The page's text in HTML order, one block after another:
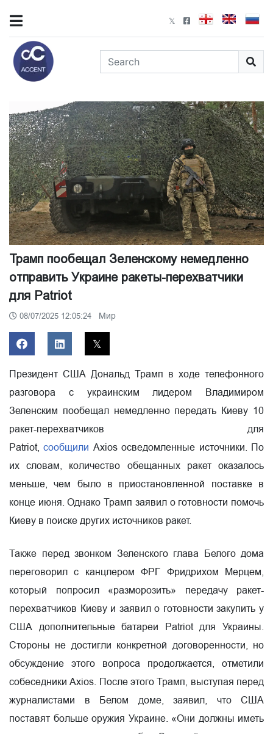
Трамп пообещал Зеленскому немедленно
отправить Украине ракеты-перехватчики
для Patriot
08/07/2025 12:05:24 Мир
Президент США Дональд Трамп в ходе телефонного
разговора с украинским лидером Владимиром
Зеленским пообещал немедленно передать Киеву 10
ракет-перехватчиков для
Patriot,сообщили Axios осведомленные источники. По
их словам, количество обещанных ракет оказалось
меньше, чем было в приостановленной поставке в
конце июня. Однако Трамп заявил о готовности помочь
Киеву в поиске других источников ракет.
Также перед звонком Зеленского глава Белого дома
переговорил с канцлером ФРГ Фридрихом Мерцем,
который попросил «разморозить» передачу ракет-
перехватчиков Киеву и заявил о готовности закупить у
США дополнительные батареи Patriot для Украины.
Стороны не достигли конкретной договоренности, но
обсуждение этого вопроса продолжается, отметили
собеседники Axios. После этого Трамп, выступая перед
журналистами в Белом доме, заявил, что США
поставят больше оружия Украине. «Они должны иметь